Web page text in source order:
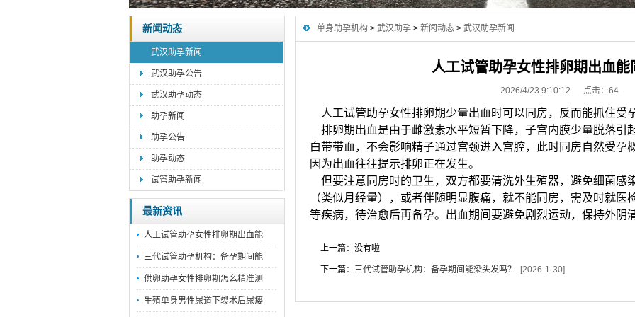
新闻动态
武汉助孕新闻
武汉助孕公告
武汉助孕动态
助孕新闻
助孕公告
助孕动态
试管助孕新闻
最新资讯
人工试管助孕女性排卵期出血能
三代试管助孕机构：备孕期间能
供卵助孕女性排卵期怎么精准测
生殖单身男性尿道下裂术后尿瘘
单身助孕机构 > 武汉助孕 > 新闻动态 > 武汉助孕新闻
人工试管助孕女性排卵期出血能
2026/4/23 9:10:12 点击： 64
人工试管助孕女性排卵期少量出血时可以同房，反而能抓住受
排卵期出血是由于雌激素水平短暂下降，子宫内膜少量脱落引
白带带血，不会影响精子通过宫颈进入宫腔，此时同房自然受孕
因为出血往往提示排卵正在发生。
但要注意同房时的卫生，双方都要清洗外生殖器，避免细菌感
（类似月经量），或者伴随明显腹痛，就不能同房，需及时就
等疾病，待治愈后再备孕。出血期间要避免剧烈运动，保持外阴
上一篇：没有啦
下一篇： 三代试管助孕机构：备孕期间能染头发吗？ [2026-1-30]